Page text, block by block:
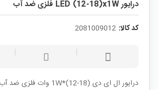
درایور LED (12-18)x1W فلزی ضد آب
کد کالا: 2081009012
درایور ال ای دی 1W*(12-18) وات فلزی ضد آب 280 میلی آمپر